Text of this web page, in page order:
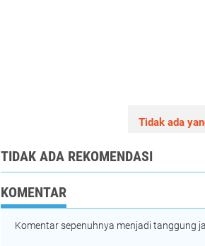
Tidak ada
TIDAK ADA REKOMENDASI
KOMENTAR
Komentar sepenuhnya menjadi tanggung